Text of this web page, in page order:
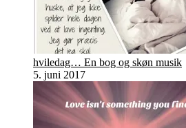
hviledag… En bog og skøn musik
5. juni 2017